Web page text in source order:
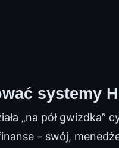
systemy
„na pół gwizdka”
– swój,